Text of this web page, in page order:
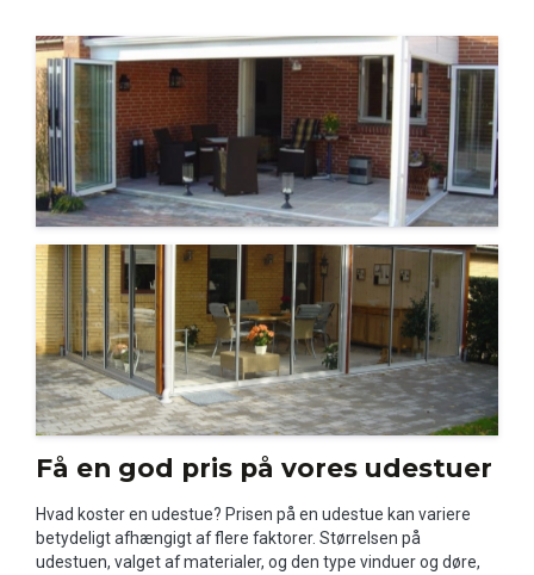
Få en god pris på vores udestuer
Hvad koster en udestue? Prisen på en udestue kan variere
betydeligt afhængigt af flere faktorer. Størrelsen på
udestuen, valget af materialer, og den type vinduer og døre,